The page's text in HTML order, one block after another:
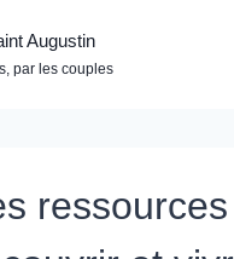
Augustin
par les couples